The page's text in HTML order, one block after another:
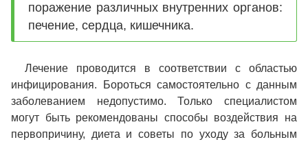
поражение различных внутренних органов:
печение, сердца, кишечника.
Лечение проводится в соответствии с областью
инфицирования. Бороться самостоятельно с данным
заболеванием недопустимо. Только специалистом
могут быть рекомендованы способы воздействия на
первопричину, диета и советы по уходу за больным